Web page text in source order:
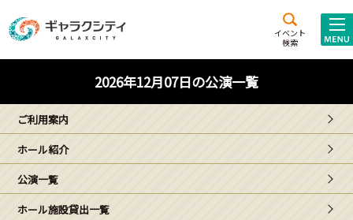
イベント
検索
施設案内
西新井
文化ホール
ギャラクシティとは
こどもみーてぃんぐ
2026年12月07日の公演一覧
ご利用案内
ホール紹介
公演一覧
ホール施設貸出一覧